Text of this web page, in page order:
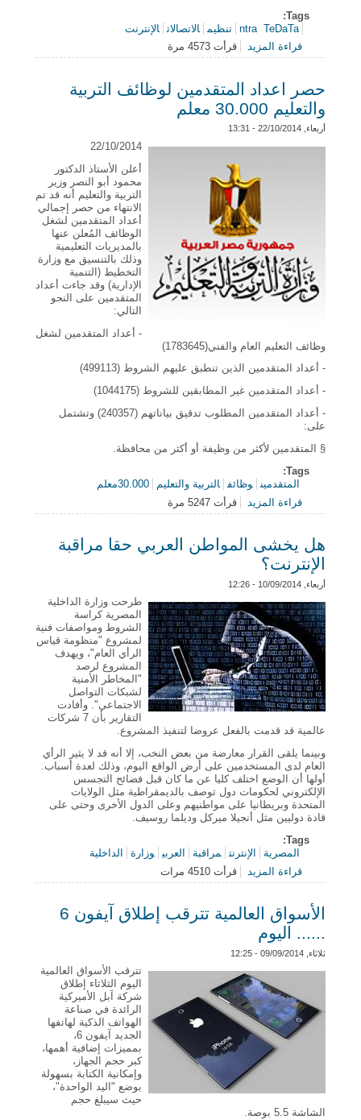
Tags:
ntra TeDaTa تنظيم الاتصالات
الإنترنت
قراءة المزيد
!!!
قرأت 4573 مرة
حصر اعداد المتقدمين لوظائف التربية
والتعليم 30.000 معلم
أربعاء, 22/10/2014 - 13:31
22/10/2014
أعلن الأستاذ الدكتور
محمود أبو النصر وزير
التربية والتعليم أنه قد تم
الانتهاء من حصر إجمالي
أعداد المتقدمين لشغل
الوظائف المُعلن عنها
بالمديريات التعليمية
وذلك بالتنسيق مع وزارة
التخطيط (التنمية
الإدارية) وقد جاءت أعداد
المتقدمين على النحو
التالي:
- أعداد المتقدمين لشغل
وظائف التعليم العام والفني(1783645)
- أعداد المتقدمين الذين تنطبق عليهم الشروط (499113)
- أعداد المتقدمين غير المطابقين للشروط (1044175)
- أعداد المتقدمين المطلوب تدقيق بياناتهم (240357) وتشتمل
على:
§ المتقدمين لأكثر من وظيفة أو أكثر من محافظة.
Tags:
المتقدمين
وظائف التربية والتعليم
30.000معلم
قراءة المزيد
حول حصر اعداد المتقدمين لوظائف التربية والتعليم
30.000 معلم
قرأت 5247 مرة
هل يخشى المواطن العربي حقا مراقبة
الإنترنت؟
أربعاء, 10/09/2014 - 12:26
‬‬‬‬‬‬‬المصرية كراسة
الشروط ومواصفات فنية
لمشروع "منظومة قياس
الرأي العام"، ويهدف
المشروع لرصد
"المخاطر الأمنية
لشبكات التواصل
الاجتماعي". وأفادت
التقارير بأن 7 شركات
عالمية قد قدمت بالفعل عروضا لتنفيذ المشروع.
وبينما يلقى القرار معارضة من بعض النخب، إلا أنه قد لا يثير الرأي
العام لدى المستخدمين على أرض الواقع اليوم، وذلك لعدة أسباب.
أولها أن الوضع اختلف كليا عن ما كان قبل فضائح التجسس
الإلكتروني لحكومات دول توصف بالديمقراطية مثل الولايات
المتحدة وبريطانيا على مواطنيهم وعلى الدول الأخرى وحتى على
قادة دوليين مثل أنجيلا ميركل وديلما روسيف.
Tags:
المصرية
الإنترنت مراقبة العربي وزارة
الداخلية‭‭‭‭‭‭‭
قراءة المزيد
حول هل يخشى المواطن العربي حقا مراقبة الإنترنت؟
قرأت 4510 مرات
الأسواق العالمية تترقب إطلاق آيفون 6
...... اليوم
ثلاثاء, 09/09/2014 - 12:25
تترقب الأسواق العالمية
اليوم الثلاثاء إطلاق
شركة آبل الأميركية
الرائدة في صناعة
الهواتف الذكية لهاتفها
الجديد آيفون 6،
بمميزات إضافية أهمها،
كبر حجم الجهاز،
وإمكانية الكتابة بسهولة
بوضع "اليد الواحدة"،
حيث سيبلغ حجم
الشاشة 5.5 بوصة.